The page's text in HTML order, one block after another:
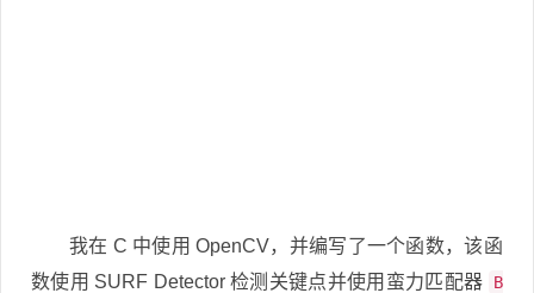
我在 C 中使用 OpenCV，并编写了一个函数，该函
数使用 SURF Detector 检测关键点并使用蛮力匹配器
B